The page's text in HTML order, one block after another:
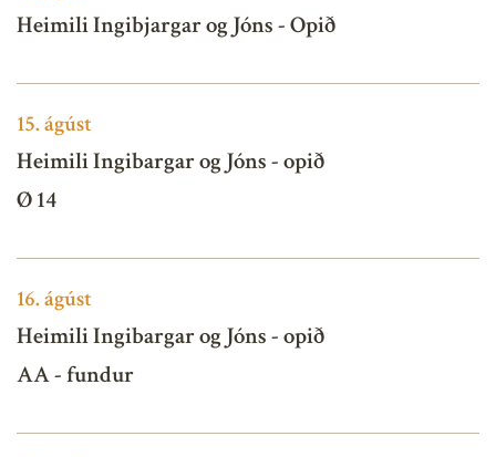
Heimili Ingibjargar og Jóns - Opið
15.ágúst
Heimili Ingibargar og Jóns - opið
Ø 14
16.ágúst
Heimili Ingibargar og Jóns - opið
AA - fundur